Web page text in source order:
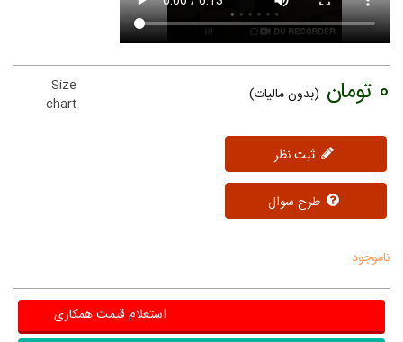
0 تومان (بدون مالیات)
ثبت نظر
Size
chart
ناموجود
استعلام قیمت همکاری